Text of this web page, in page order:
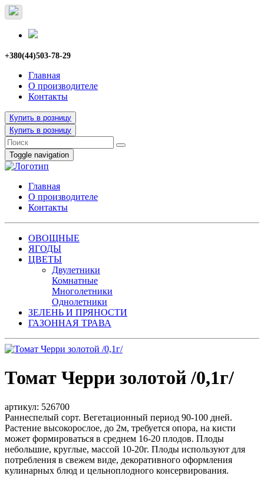
+380(44)503-78-29
Главная
О производителе
Контакты
Купить в розницу
Купить в розницу
Toggle navigation
Главная
О производителе
Контакты
ОВОЩНЫЕ
ЯГОДЫ
ЦВЕТЫ
Двулетники
Комнатные
Многолетники
Однолетники
ЗЕЛЕНЬ И ПРЯНОСТИ
ГАЗОННАЯ ТРАВА
Томат Черри золотой /0,1г/
артикул: 526700
Раннеспелый сорт. Вегетационный период 90-100 дней.
Растение высокорослое, до 2м, требуется опора, на кисти
может формироваться в среднем 16-20 плодов. Плоды
небольшие, круглые, массой 10-20г. Плоды используют для
потребления в свежем виде, декоративного оформления
кулинарных блюд и цельноплодного консервирования.